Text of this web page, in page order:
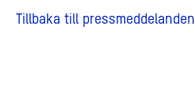
Tillbaka till pressmeddelanden